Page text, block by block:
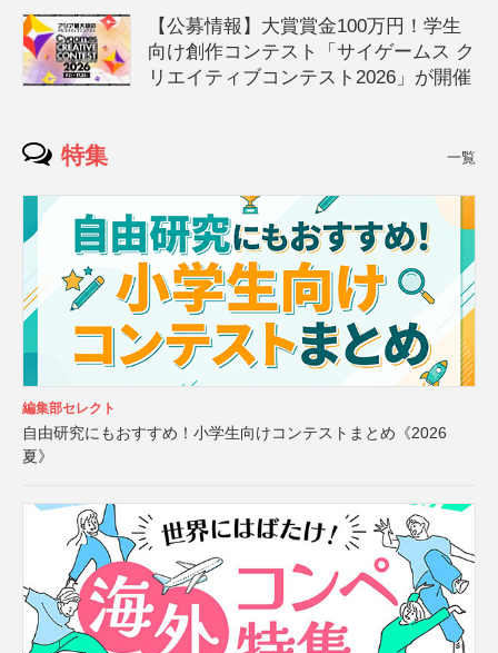
【公募情報】大賞賞金100万円！学生
向け創作コンテスト「サイゲームス ク
リエイティブコンテスト2026」が開催
特集 一覧
編集部セレクト
自由研究にもおすすめ！小学生向けコンテストまとめ《2026
夏》